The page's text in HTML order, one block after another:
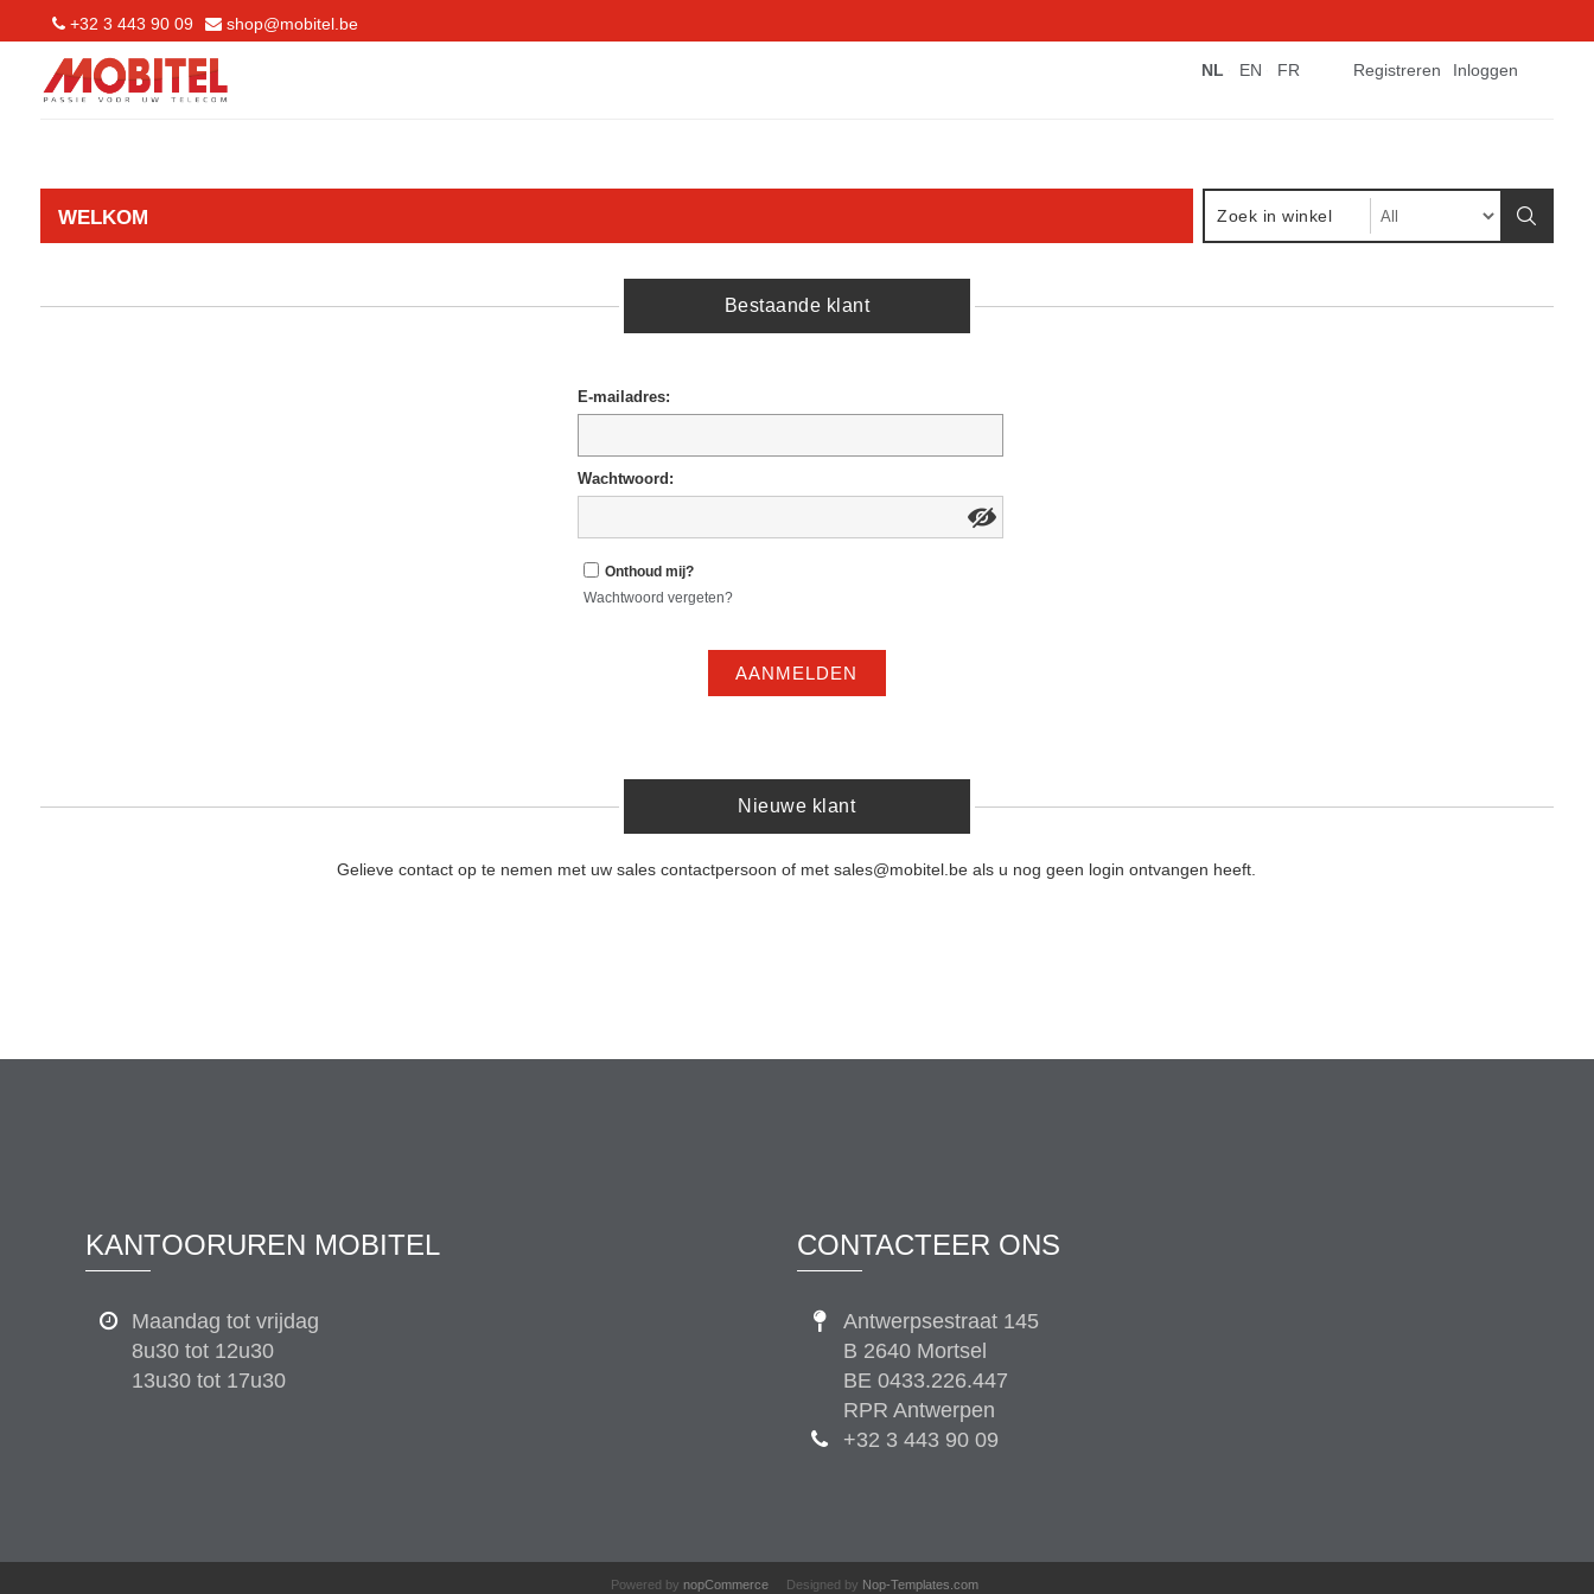
+32 3 443 90 09 shop@mobitel.be
Registreren Inloggen
NL EN FR
WELKOM
Bestaande klant
E-mailadres:
Wachtwoord:
Onthoud mij?
Wachtwoord vergeten?
AANMELDEN
Nieuwe klant
Gelieve contact op te nemen met uw sales contactpersoon of met sales@mobitel.be als u nog geen login ontvangen heeft.
KANTOORUREN MOBITEL
Maandag tot vrijdag
8u30 tot 12u30
13u30 tot 17u30
CONTACTEER ONS
Antwerpsestraat 145
B 2640 Mortsel
BE 0433.226.447
RPR Antwerpen
+32 3 443 90 09
Powered by nopCommerce Designed by Nop-Templates.com